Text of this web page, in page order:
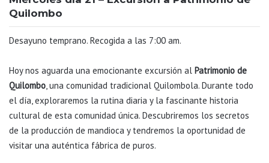
Quilombo
Desayuno temprano. Recogida a las 7:00 am.
Hoy nos aguarda una emocionante excursión al Patrimonio de
Quilombo , una comunidad tradicional Quilombola. Durante todo
el día, exploraremos la rutina diaria y la fascinante historia
cultural de esta comunidad única. Descubriremos los secretos
de la producción de mandioca y tendremos la oportunidad de
visitar una auténtica fábrica de puros.